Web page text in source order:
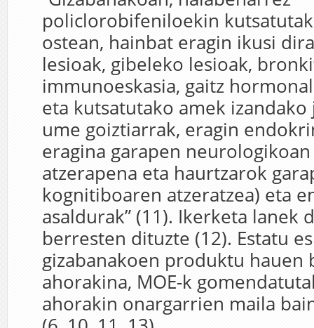
policlorobifeniloekin
ostean, hainbat eragin ikusi
lesioak, gibeleko lesioak,
immunoeskasia, gaitz
eta kutsatutako amek
ume goiztiarrak, eragin
eragina garapen
atzerapena eta haurtzarok
kognitiboaren atzeratzea) eta
asaldurak” (11). Ikerketa lanek
berresten dituzte (12). Estatu
gizabanakoen produktu hauen
ahorakina, MOE-k
ahorakin onargarrien maila